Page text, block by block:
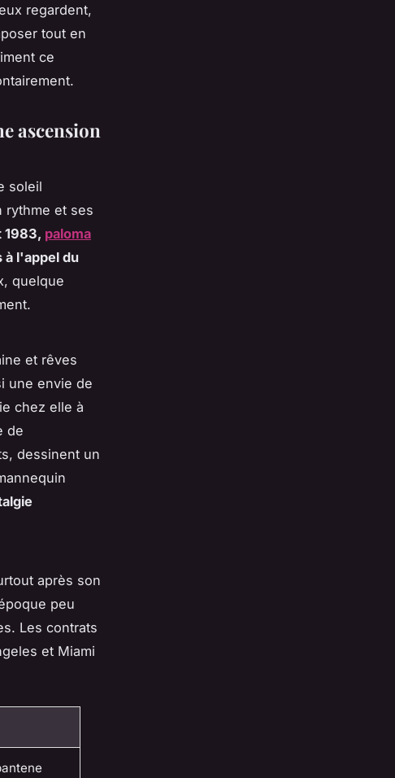
regardent,
tout en
ce
ascension
soleil
rythme et ses
1983, paloma
à l'appel du
quelque
et rêves
une envie de
chez elle à
de
dessinent un
après son
peu
Les contrats
et Miami